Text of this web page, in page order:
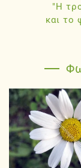
"Η
και το